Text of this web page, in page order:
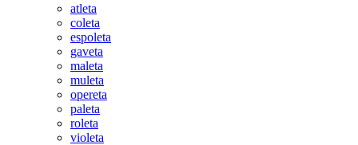
atleta
coleta
espoleta
gaveta
maleta
muleta
opereta
paleta
roleta
violeta